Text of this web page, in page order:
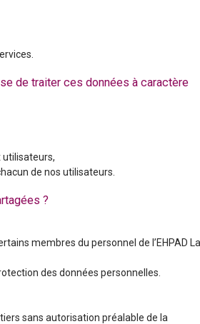
de traiter ces données à caractère
utilisateurs,
de nos utilisateurs.
?
membres du personnel de l’EHPAD La
des données personnelles.
sans autorisation préalable de la